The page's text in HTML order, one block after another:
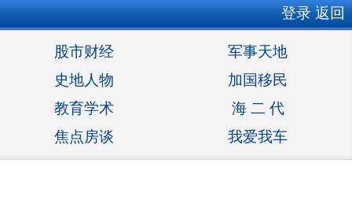
登录 返回
股市财经
军事天地
史地人物
加国移民
教育学术
海 二 代
焦点房谈
我爱我车